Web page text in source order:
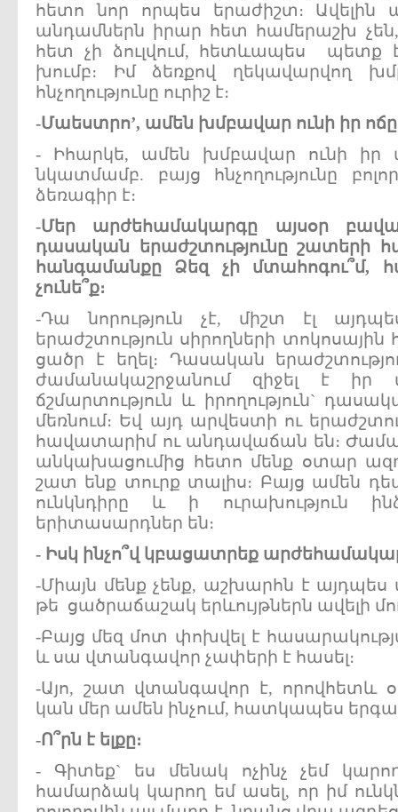
հետո նոր որպես երաժիշտ։ Ավելին
անդամներն իրար հետ համերաշխ չեն,
հետ չի ձուլվում, հետևապես պետք
խումբ։ Իմ ձեռքով ղեկավարվող
հնչողությունը ուրիշ է։
-Մաեստրո’, ամեն խմբավար ունի իր
- Իհարկե, ամեն խմբավար ունի իր
նկատմամբ. բայց հնչողությունը
ձեռագիր է։
-Մեր արժեհամակարգը այսօր
դասական երաժշտությունը շատերի
հանգամանքը Ձեզ չի մտահոգու՞մ,
չունե՞ք։
-Դա նորություն չէ, միշտ էլ
երաժշտություն սիրողների տոկոսային
ցածր է եղել։ Դասական
ժամանակաշրջանում զիջել է
ճշմարտություն և իրողություն`
մեռնում։ Եվ այդ արվեստի ու
հավատարիմ ու անդավաճան են։
անկախացումից հետո մենք օտար
շատ ենք տուրք տալիս։ Բայց ամեն
ունկնդիրը և ի ուրախություն
երիտասարդներ են։
- Իսկ ինչո՞վ կբացատրեք
-Միայն մենք չենք, աշխարհն է
թե ցածրաճաշակ երևույթներն ավելի
-Բայց մեզ մոտ փոխվել է
և սա վտանգավոր չափերի է հասել։
-Այո, շատ վտանգավոր է, որովհետև
կան մեր ամեն ինչում, հատկապես
-Ո՞րն է ելքը։
- Գիտեք` ես մենակ ոչինչ չեմ
համարձակ կարող եմ ասել, որ իմ